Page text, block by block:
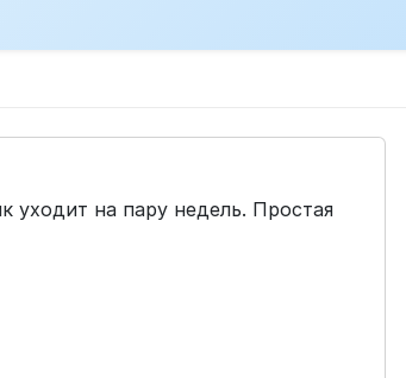
уходит на пару недель. Простая